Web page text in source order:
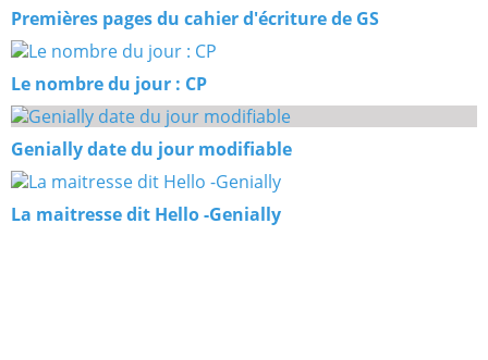
Premières pages du cahier d'écriture de GS
Le nombre du jour : CP
Genially date du jour modifiable
La maitresse dit Hello -Genially